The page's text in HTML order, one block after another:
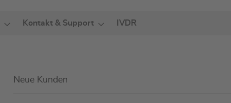
Kontakt & Support IVDR
Neue Kunden